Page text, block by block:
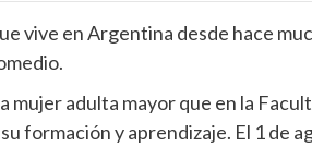
vive en Argentina desde hace
mujer adulta mayor que en la
formación y aprendizaje. El 1 de